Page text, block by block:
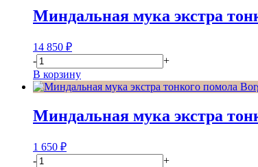
Миндальная мука экстра
14 850 ₽
-
+
В корзину
Миндальная мука экстра
1 650 ₽
-
+